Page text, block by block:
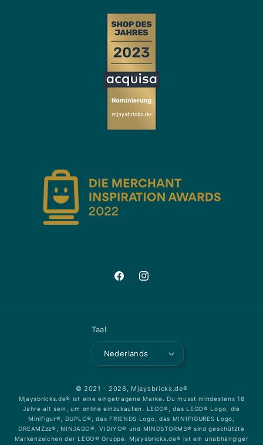
FacebookInstagram
Taal
Nederlands
© 2021 - 2026, Mjaysbricks.de®
Mjaysbricks.de® ist eine eingetragene Marke. Du musst mindestens 18
Jahre alt sein, um online einzukaufen. LEGO®, das LEGO® Logo, die
Minifigur®, DUPLO®, das FRIENDS Logo, das MINIFIGURES Logo,
DREAMZzz®, NINJAGO®, VIDIYO® und MINDSTORMS® sind geschützte
Markenzeichen der LEGO® Gruppe. Mjaysbricks.de® ist ein unabhängiger